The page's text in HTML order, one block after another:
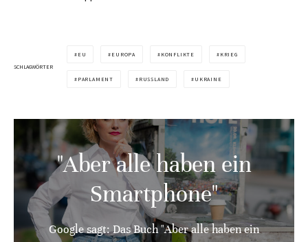
SCHLAGWÖRTER
EU EUROPA KONFLIKTE KRIEG
PARLAMENT RUSSLAND UKRAINE
"Aber alle haben ein
Smartphone"
Google sagt: Das Buch "Aber alle haben ein